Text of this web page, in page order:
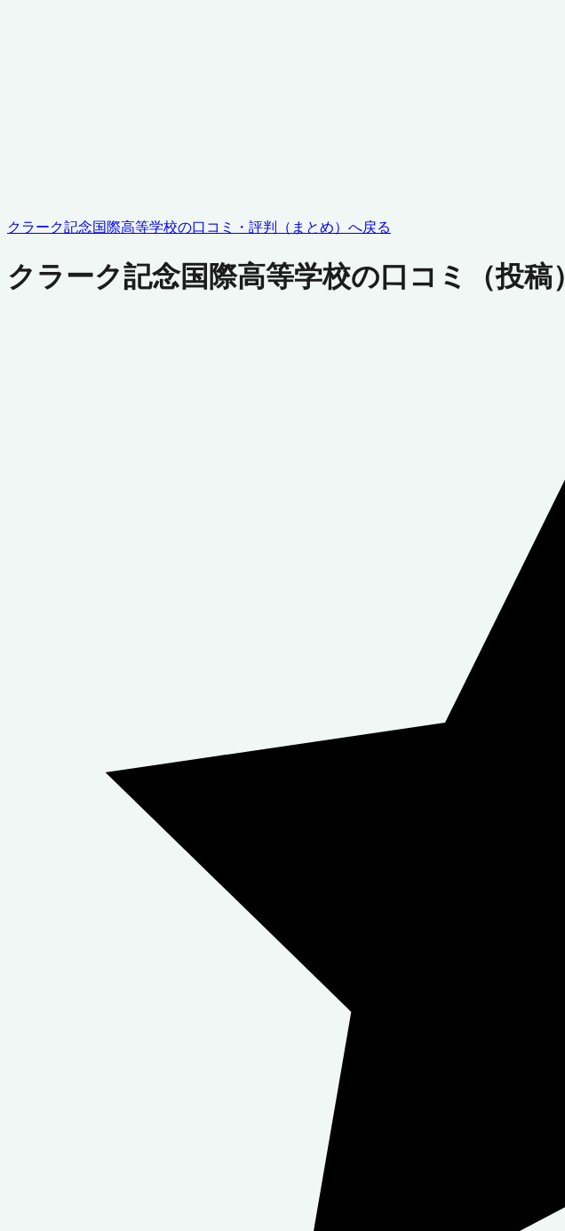
クラーク記念国際高等学校の口コミ・評判（まとめ）へ戻る
クラーク記念国際高等学校の口コミ（投稿）